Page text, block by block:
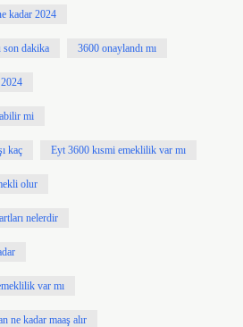
kadar 2024
son dakika 3600 onaylandı mı
mi
kaç Eyt 3600 kısmi emeklilik var mı
olur
nelerdir
var mı
ne kadar maaş alır